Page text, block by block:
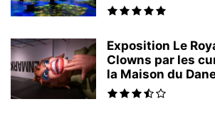
Exposition Le
Clowns par les
la Maison du